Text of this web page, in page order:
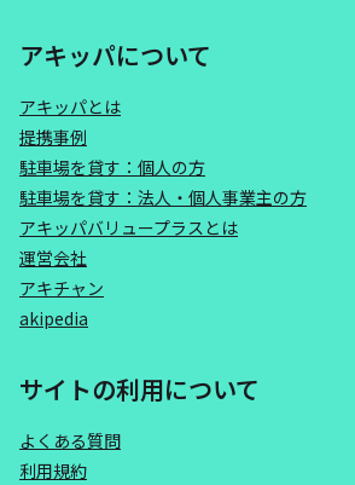
アキッパについて
アキッパとは
提携事例
駐車場を貸す：個人の方
駐車場を貸す：法人・個人事業主の方
アキッパバリュープラスとは
運営会社
アキチャン
akipedia
サイトの利用について
よくある質問
利用規約